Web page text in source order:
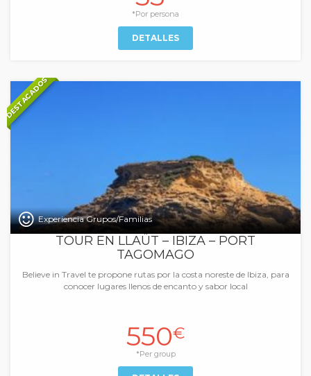
*Por persona
DETALLES
DESTACADOS
Experiencia Grupos/Familias
TOUR EN LLAÜT – IBIZA – PORT
TAGOMAGO
Believe in Travel te propone rutas por la costa noreste de Ibiza, para
conocer lugares llenos de encanto y sabor local
550€
*Per group